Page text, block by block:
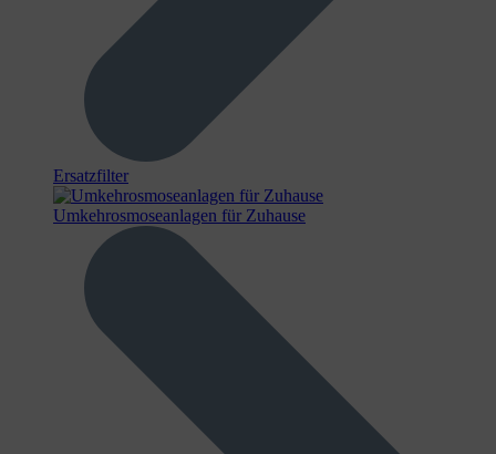
Ersatzfilter
Umkehrosmoseanlagen für Zuhause